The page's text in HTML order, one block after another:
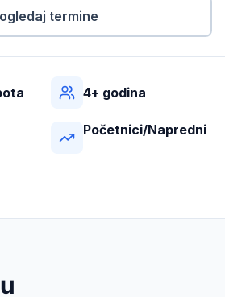
termine
4+ godina
Početnici/Napredni